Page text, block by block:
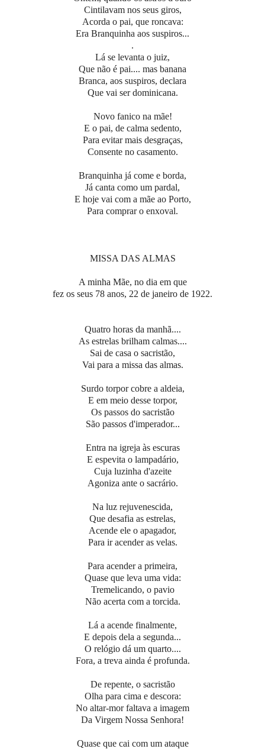
Cintilavam nos seus giros,
Acorda o pai, que roncava:
Era Branquinha aos suspiros...
.
Lá se levanta o juiz,
Que não é pai.... mas banana
Branca, aos suspiros, declara
Que vai ser dominicana.
Novo fanico na mãe!
E o pai, de calma sedento,
Para evitar mais desgraças,
Consente no casamento.
Branquinha já come e borda,
Já canta como um pardal,
E hoje vai com a mãe ao Porto,
Para comprar o enxoval.
MISSA DAS ALMAS
A minha Mãe, no dia em que
fez os seus 78 anos, 22 de janeiro de 1922.
Quatro horas da manhã....
As estrelas brilham calmas....
Sai de casa o sacristão,
Vai para a missa das almas.
Surdo torpor cobre a aldeia,
E em meio desse torpor,
Os passos do sacristão
São passos d'imperador...
Entra na igreja às escuras
E espevita o lampadário,
Cuja luzinha d'azeite
Agoniza ante o sacrário.
Na luz rejuvenescida,
Que desafia as estrelas,
Acende ele o apagador,
Para ir acender as velas.
Para acender a primeira,
Quase que leva uma vida:
Tremelicando, o pavio
Não acerta com a torcida.
Lá a acende finalmente,
E depois dela a segunda...
O relógio dá um quarto....
Fora, a treva ainda é profunda.
De repente, o sacristão
Olha para cima e descora:
No altar-mor faltava a imagem
Da Virgem Nossa Senhora!
Quase que cai com um ataque